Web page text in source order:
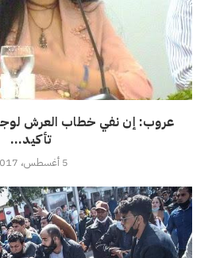
عروب: إن نفي خطاب العرش
تأكيد...
5 أغسطس، 2017